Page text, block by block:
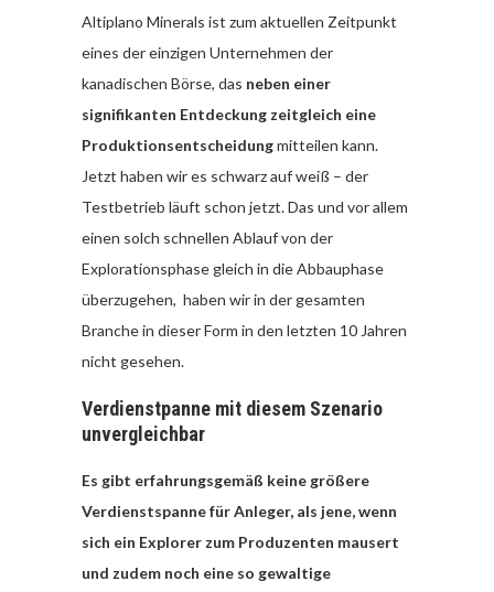
Altiplano Minerals ist zum aktuellen Zeitpunkt
eines der einzigen Unternehmen der
kanadischen Börse, das neben einer
signifikanten Entdeckung zeitgleich eine
Produktionsentscheidungmitteilen kann.
Jetzt haben wir es schwarz auf weiß – der
Testbetrieb läuft schon jetzt. Das und vor allem
einen solch schnellen Ablauf von der
Explorationsphase gleich in die Abbauphase
überzugehen, haben wir in der gesamten
Branche in dieser Form in den letzten 10 Jahren
nicht gesehen.
Verdienstpanne mit diesem Szenario
unvergleichbar
Es gibt erfahrungsgemäß keine größere
Verdienstspanne für Anleger, als jene, wenn
sich ein Explorer zum Produzenten mausert
und zudem noch eine so gewaltige